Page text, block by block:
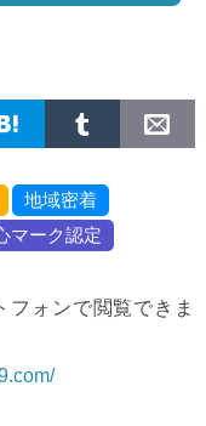
地域密着
マーク認定
フォンで閲覧できま